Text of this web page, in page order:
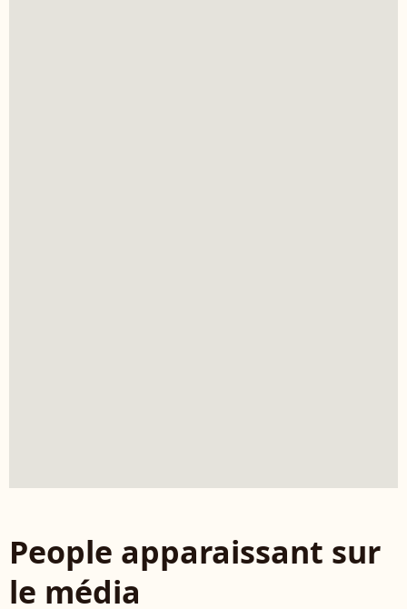
People apparaissant sur
le média